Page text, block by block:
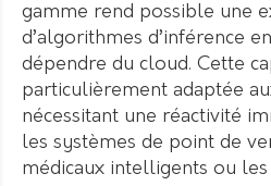
gamme rend possible une
d’algorithmes d’inférence
dépendre du cloud. Cette
particulièrement adaptée
nécessitant une réactivité
les systèmes de point de
médicaux intelligents ou